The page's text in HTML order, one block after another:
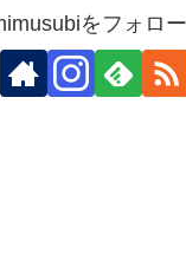
をフォロ